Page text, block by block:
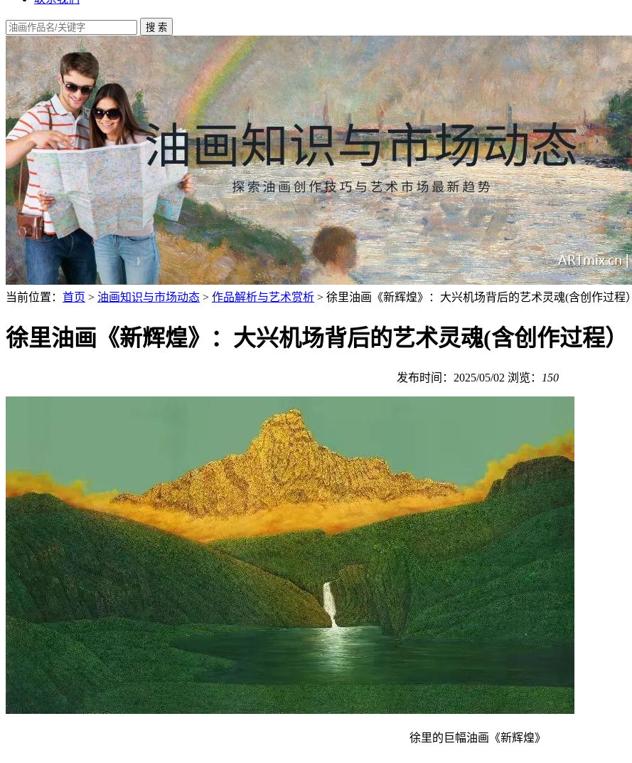
当前位置： 首页 > 油画知识与市场动态 > 作品解析与艺术赏析 > 徐里油画《新辉煌》：大兴机场背后的艺术灵魂(含创作过程）
徐里油画《新辉煌》：大兴机场背后的艺术灵魂(含创作过程）
发布时间：2025/05/02 浏览： 150
徐里的巨幅油画《新辉煌》